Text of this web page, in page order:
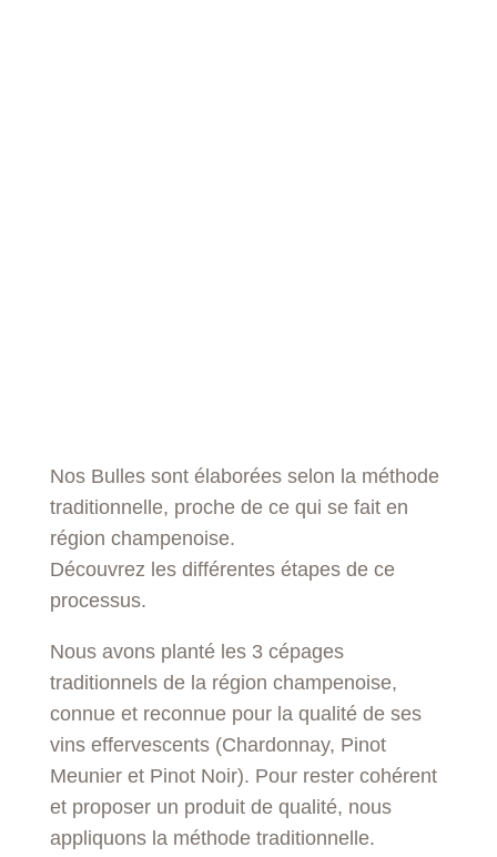
Nos Bulles sont élaborées selon la méthode
traditionnelle, proche de ce qui se fait en
région champenoise.
Découvrez les différentes étapes de ce
processus.
Nous avons planté les 3 cépages
traditionnels de la région champenoise,
connue et reconnue pour la qualité de ses
vins effervescents (Chardonnay, Pinot
Meunier et Pinot Noir). Pour rester cohérent
et proposer un produit de qualité, nous
appliquons la méthode traditionnelle.